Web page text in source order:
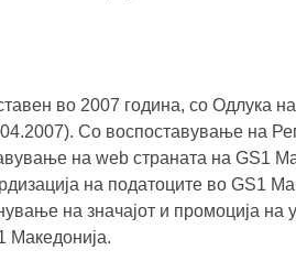
во 2007 година, со Одлука
Со воспоставување на
на web страната на GS1
на податоците во GS1
на значајот и промоција на
Македонија.